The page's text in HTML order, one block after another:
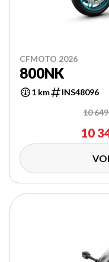
CFMOTO 2026
800NK
1 km
INS48096
10
10